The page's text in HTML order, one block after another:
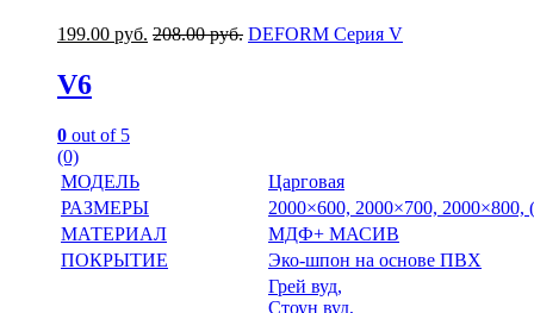
199.00 руб. 208.00руб. DEFORM Серия V
V6
0 out of 5
(0)
МОДЕЛЬ
Царговая
РАЗМЕРЫ
2000×600, 2000×700, 2000×800,
МАТЕРИАЛ
МДФ+ МАСИВ
ПОКРЫТИЕ
Эко-шпон на основе ПВХ
Грей вуд,
Стоун вуд,